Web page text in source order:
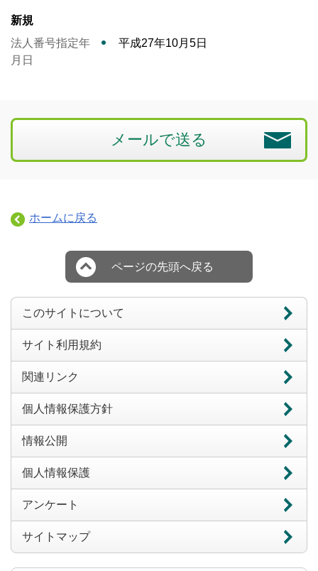
新規
法人番号指定年
月日
平成27年10月5日
メールで送る
ホームに戻る
ページの先頭へ戻る
このサイトについて
サイト利用規約
関連リンク
個人情報保護方針
情報公開
個人情報保護
アンケート
サイトマップ